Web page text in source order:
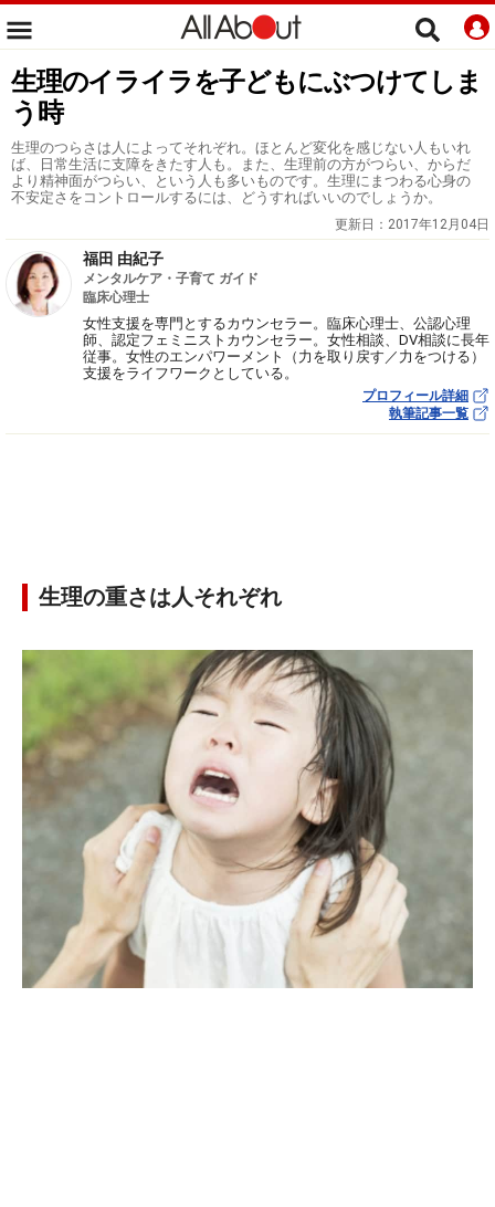
生理のイライラを子どもにぶつけてしま
う時
生理のつらさは人によってそれぞれ。ほとんど変化を感じない人もいれ
ば、日常生活に支障をきたす人も。また、生理前の方がつらい、からだ
より精神面がつらい、という人も多いものです。生理にまつわる心身の
不安定さをコントロールするには、どうすればいいのでしょうか。
更新日： 2017年12月04日
福田 由紀子
メンタルケア・子育て ガイド
臨床心理士
女性支援を専門とするカウンセラー。臨床心理士、公認心理
師、認定フェミニストカウンセラー。女性相談、DV相談に長年
従事。女性のエンパワーメント（力を取り戻す／力をつける）
支援をライフワークとしている。
プロフィール詳細
執筆記事一覧
生理の重さは人それぞれ